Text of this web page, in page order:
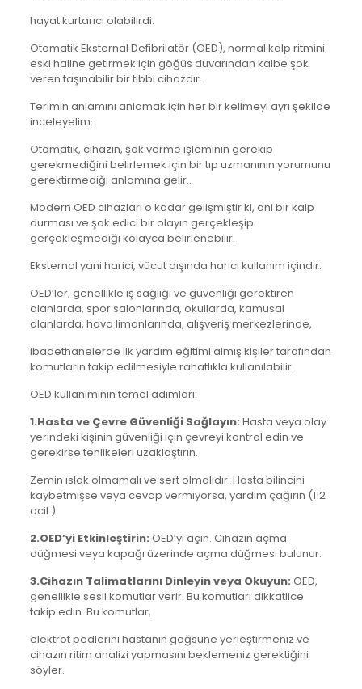
hayat kurtarıcı olabilirdi.
Otomatik Eksternal Defibrilatör (OED), normal kalp ritmini
eski haline getirmek için göğüs duvarından kalbe şok
veren taşınabilir bir tıbbi cihazdır.
Terimin anlamını anlamak için her bir kelimeyi ayrı şekilde
inceleyelim:
Otomatik, cihazın, şok verme işleminin gerekip
gerekmediğini belirlemek için bir tıp uzmanının yorumunu
gerektirmediği anlamına gelir..
Modern OED cihazları o kadar gelişmiştir ki, ani bir kalp
durması ve şok edici bir olayın gerçekleşip
gerçekleşmediği kolayca belirlenebilir.
Eksternal yani harici, vücut dışında harici kullanım içindir.
OED’ler, genellikle iş sağlığı ve güvenliği gerektiren
alanlarda, spor salonlarında, okullarda, kamusal
alanlarda, hava limanlarında, alışveriş merkezlerinde,
ibadethanelerde ilk yardım eğitimi almış kişiler tarafından
komutların takip edilmesiyle rahatlıkla kullanılabilir.
OED kullanımının temel adımları:
1.Hasta ve Çevre Güvenliği Sağlayın: Hasta veya olay
yerindeki kişinin güvenliği için çevreyi kontrol edin ve
gerekirse tehlikeleri uzaklaştırın.
Zemin ıslak olmamalı ve sert olmalıdır. Hasta bilincini
kaybetmişse veya cevap vermiyorsa, yardım çağırın (112
acil ).
2.OED’yi Etkinleştirin: OED’yi açın. Cihazın açma
düğmesi veya kapağı üzerinde açma düğmesi bulunur.
3.Cihazın Talimatlarını Dinleyin veya Okuyun: OED,
genellikle sesli komutlar verir. Bu komutları dikkatlice
takip edin. Bu komutlar,
elektrot pedlerini hastanın göğsüne yerleştirmeniz ve
cihazın ritim analizi yapmasını beklemeniz gerektiğini
söyler.